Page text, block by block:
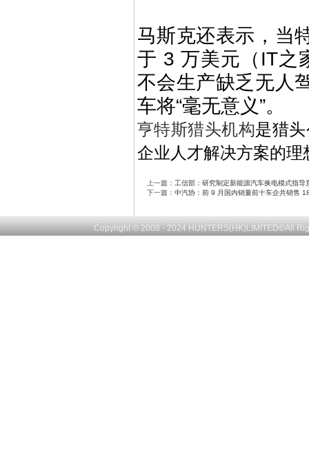
马斯克还表示，当
于 3 万美元（IT之
不会生产缺乏无人
车将“毫无意义”。
亨特斯猎头机构是猎
企业人才解决方案的理
上一篇： 工信部：研究制定新能源汽车换电模式指导
下一篇： 中汽协：前 9 月国内销量前十车企共销售
Copyright © 2008 - 2024HUNTERS(HK)LIMITED©All